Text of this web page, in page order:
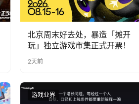
北京周末好去处，暴造「摊开
玩」独立游戏市集正式开票！
2天前
游戏业界